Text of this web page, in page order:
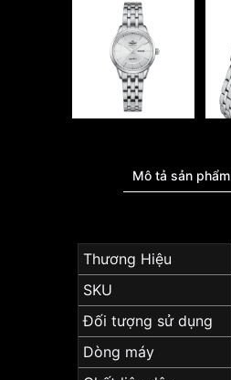
Mô tả sản phẩm
Thương Hiệu
SKU
Đối tượng sử dụng
Dòng máy